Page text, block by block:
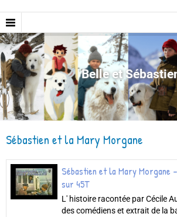
Belle et
Sébastien et la Mary Morgane
Sébastien et la Mary Morgane
sur 45T
L' histoire racontée par Cécile
des comédiens et extrait de la